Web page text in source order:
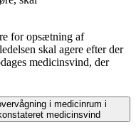
for opsætning af
skal agere efter der
medicinsvind, der
i medicinrum i
medicinsvind